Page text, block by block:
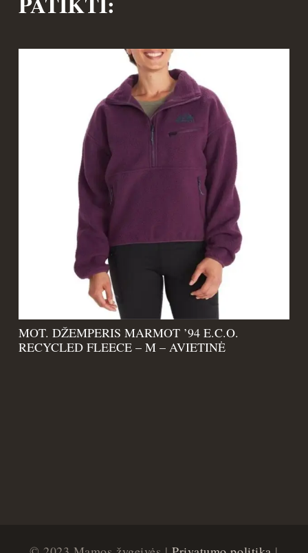
MOT. DŽEMPERIS MARMOT ’94 E.C.O.
RECYCLED FLEECE – M – AVIETINĖ